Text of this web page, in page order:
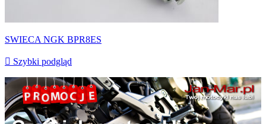
SWIECA NGK BPR8ES
 Szybki podgląd